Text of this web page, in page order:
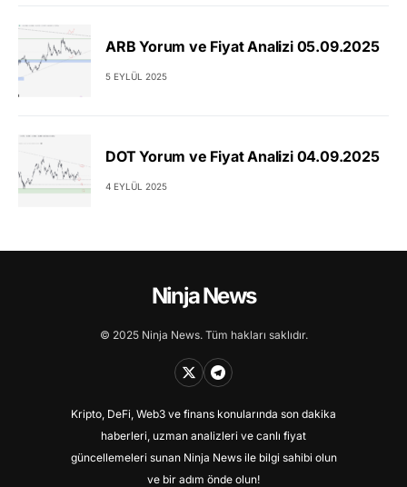
ARB Yorum ve Fiyat Analizi 05.09.2025
5 EYLÜL 2025
DOT Yorum ve Fiyat Analizi 04.09.2025
4 EYLÜL 2025
Ninja News
© 2025 Ninja News. Tüm hakları saklıdır.
Kripto, DeFi, Web3 ve finans konularında son dakika
haberleri, uzman analizleri ve canlı fiyat
güncellemeleri sunan Ninja News ile bilgi sahibi olun
ve bir adım önde olun!